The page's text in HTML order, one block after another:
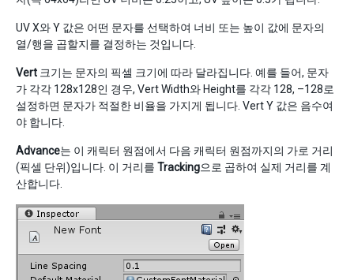
UV X와 Y 값은 어떤 문자를 선택하여 너비 또는 높이 값에 문자의
열/행을 곱할지를 결정하는 것입니다.
Vert 크기는 문자의 픽셀 크기에 따라 달라집니다. 예를 들어, 문자
가 각각 128x128인 경우, Vert Width와 Height를 각각 128, –128로
설정하면 문자가 적절한 비율을 가지게 됩니다. Vert Y 값은 음수여
야 합니다.
Advance는 이 캐릭터 원점에서 다음 캐릭터 원점까지의 가로 거리
(픽셀 단위)입니다. 이 거리를 Tracking으로 곱하여 실제 거리를 계
산합니다.